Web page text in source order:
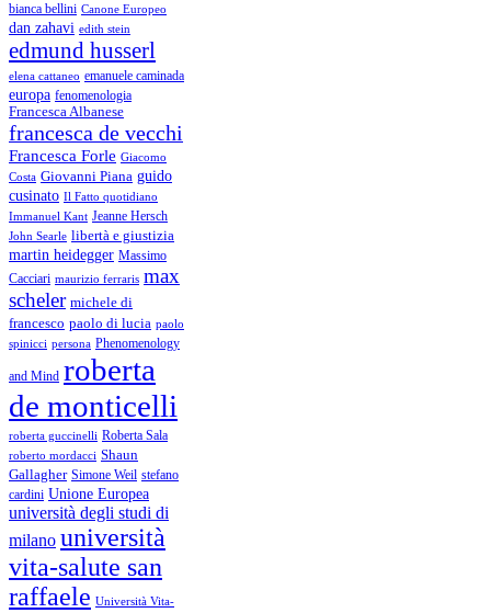
bianca bellini Canone Europeo
dan zahavi edith stein
edmund husserl
elena cattaneo emanuele caminada
europa fenomenologia
Francesca Albanese
francesca de vecchi
Francesca Forle Giacomo
Costa Giovanni Piana guido
cusinato Il Fatto quotidiano
Immanuel Kant Jeanne Hersch
John Searle libertà e giustizia
martin heidegger Massimo
Cacciari maurizio ferraris max
scheler michele di
francesco paolo di lucia paolo
spinicci persona Phenomenology
and Mind roberta
de monticelli
roberta guccinelli Roberta Sala
roberto mordacci Shaun
Gallagher Simone Weil stefano
cardini Unione Europea
università degli studi di
milano università
vita-salute san
raffaele Università Vita-